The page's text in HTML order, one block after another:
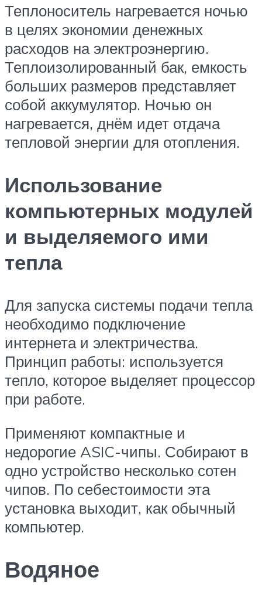
Теплоноситель нагревается ночью
в целях экономии денежных
расходов на электроэнергию.
Теплоизолированный бак, емкость
больших размеров представляет
собой аккумулятор. Ночью он
нагревается, днём идет отдача
тепловой энергии для отопления.
Использование
компьютерных модулей
и выделяемого ими
тепла
Для запуска системы подачи тепла
необходимо подключение
интернета и электричества.
Принцип работы: используется
тепло, которое выделяет процессор
при работе.
Применяют компактные и
недорогие ASIC-чипы. Собирают в
одно устройство несколько сотен
чипов. По себестоимости эта
установка выходит, как обычный
компьютер.
Водяное